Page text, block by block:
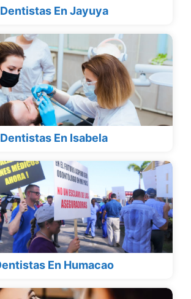
Dentistas En Jayuya
Dentistas En Isabela
En Humacao